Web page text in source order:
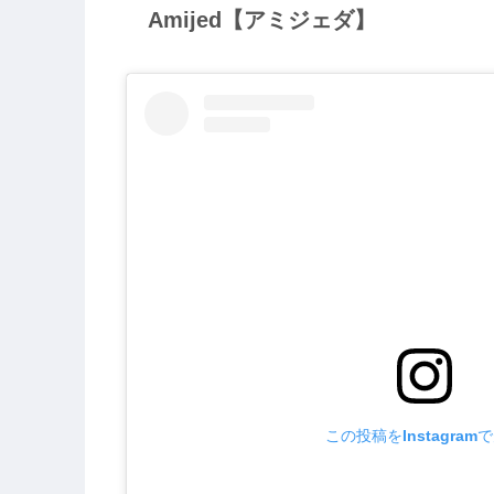
Amijed【アミジェダ】
この投稿をInstagram